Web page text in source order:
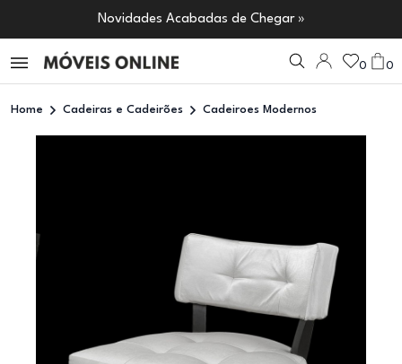
Novidades Acabadas de Chegar »
0 0
Home Cadeiras e Cadeirões Cadeiroes Modernos